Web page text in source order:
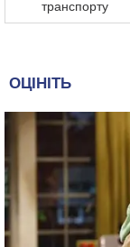
транспорту